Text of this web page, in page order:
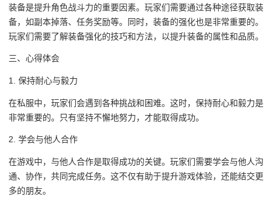
装备是提升角色战斗力的重要因素。玩家们需要通过各种途径获取装
备，如副本掉落、任务奖励等。同时，装备的强化也是非常重要的。
玩家们需要了解装备强化的技巧和方法，以提升装备的属性和品质。
三、心得体会
1. 保持耐心与毅力
在私服中，玩家们会遇到各种挑战和困难。这时，保持耐心和毅力是
非常重要的。只有坚持不懈地努力，才能取得成功。
2. 学会与他人合作
在游戏中，与他人合作是取得成功的关键。玩家们需要学会与他人沟
通、协作，共同完成任务。这不仅有助于提升游戏体验，还能结交更
多的朋友。